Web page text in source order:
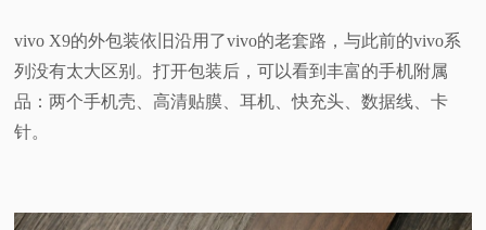
vivo X9的外包装依旧沿用了vivo的老套路，与此前的vivo系
列没有太大区别。打开包装后，可以看到丰富的手机附属
品：两个手机壳、高清贴膜、耳机、快充头、数据线、卡
针。